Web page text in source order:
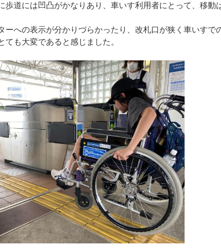
歩道には凹凸がかなりあり、車いす利用者にとって、移動
ーへの表示が分かりづらかったり、改札口が狭く車いす
ても大変であると感じました。